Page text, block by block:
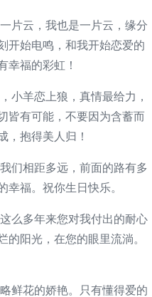
片云，我也是一片云，缘分
开始电鸣，和我开始恋爱的
幸福的彩虹！
小羊恋上狼，真情最给力，
皆有可能，不要因为含蓄而
，抱得美人归！
们相距多远，前面的路有多
幸福。祝你生日快乐。
么多年来您对我付出的耐心
的阳光，在您的眼里流淌。
鲜花的娇艳。只有懂得爱的